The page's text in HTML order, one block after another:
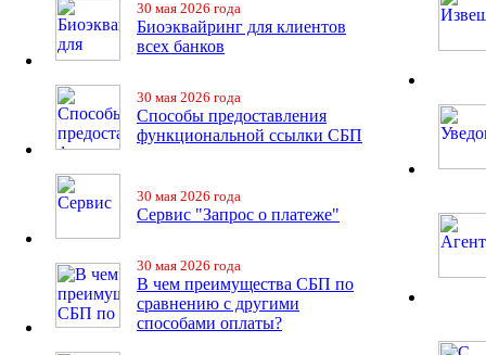
30 мая 2026 года
Биоэквайринг для клиентов
всех банков
30 мая 2026 года
Способы предоставления
функциональной ссылки СБП
30 мая 2026 года
Сервис "Запрос о платеже"
30 мая 2026 года
В чем преимущества СБП по
сравнению с другими
способами оплаты?